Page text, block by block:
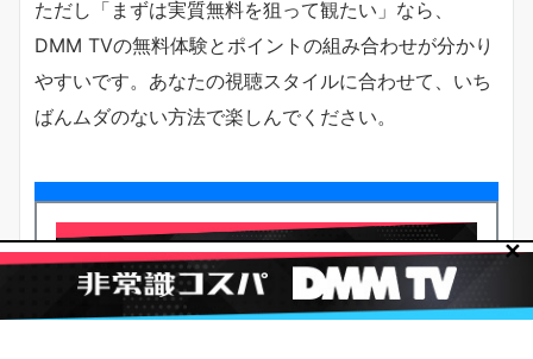
ただし「まずは実質無料を狙って観たい」なら、
DMM TVの無料体験とポイントの組み合わせが分かり
やすいです。あなたの視聴スタイルに合わせて、いち
ばんムダのない方法で楽しんでください。
✕